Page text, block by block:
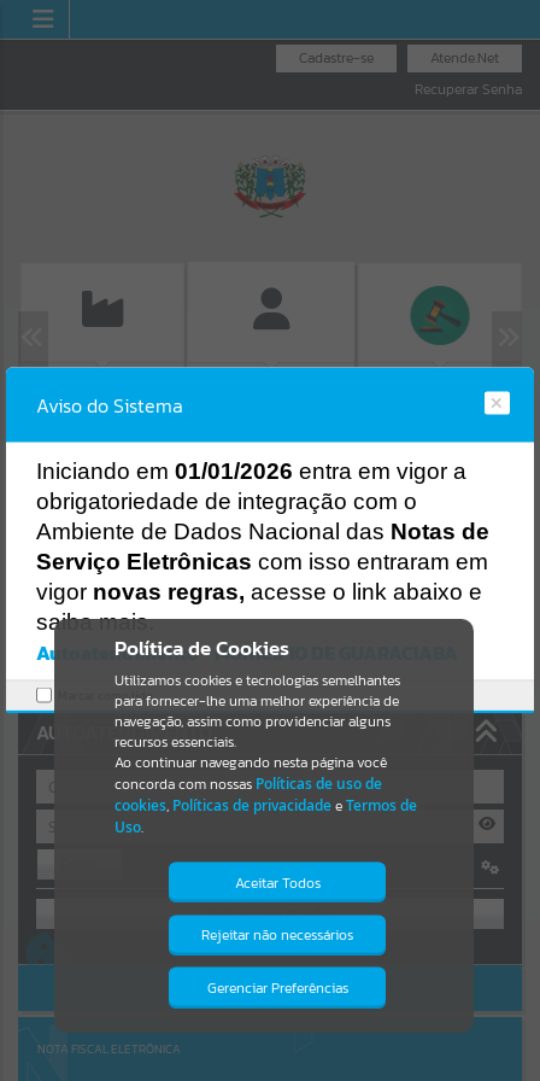
Atende.Net
Cadastre-se
Recuperar Senha
ISS/ALVARÁ
Resultados para""
Portais
Por favor, aguarde...
NOTÍCIAS
Por favor, aguarde...
Por favor, aguarde...
AUTOATENDIMENTO
OU
Cadastre-se|Recuperar Senha
ACESSAR SEM LOGIN
NOTA FISCAL ELETRÔNICA
Política de Cookies
Utilizamos cookies e tecnologias semelhantes
para fornecer-lhe uma melhor experiência de
navegação, assim como providenciar alguns
recursos essenciais.
Ao continuar navegando nesta página você
concorda com nossas Políticas de uso de
cookies, Políticas de privacidadeeTermos de
Uso.
Aceitar Todos
Rejeitar não necessários
Gerenciar Preferências
Isto significa que diversos recursos
providenciados poderão não estar
Aviso do Sistema
Iniciando em 01/01/2026 entra em vigor a
obrigatoriedade de integração com o
Ambiente de Dados Nacional das Notas de
Serviço Eletrônicas com isso entraram em
vigor novas regras, acesse o link abaixo e
saiba mais.
Autoatendimento - MUNICIPIO DE GUARACIABA
Marcar como lido.
Erro
Gerenciamento do Sistema
CÓDIGO DA MENSAGEM:
Ocorreu um erro de script:
Uncaught SyntaxError: Unexpected token '('
https://guaraciaba.atende.net/cidadao/pagina/static/bundle/wpo_in
dex_2_base_l2_portal_editores_sync_d9fb77cfd5741fafc9972edc7a6
41fea.js?v=83d4f602:47
Verificar Mais Detalhes